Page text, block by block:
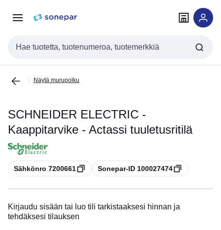
navigointiinsisältöön
Haku
Näytä murupolku
SCHNEIDER ELECTRIC -
Kaappitarvike - Actassi tuuletusritilä
Kopioi
Sähkönro 7200661 Kopioi
Sonepar-ID 100027474
Kirjaudu sisään tai luo tili tarkistaaksesi hinnan ja
tehdäksesi tilauksen